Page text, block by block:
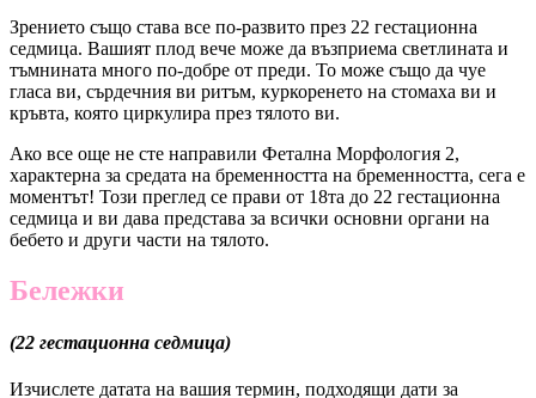
Зрението също става все по-развито през 22 гестационна
седмица. Вашият плод вече може да възприема светлината и
тъмнината много по-добре от преди. То може също да чуе
гласа ви, сърдечния ви ритъм, куркоренето на стомаха ви и
кръвта, която циркулира през тялото ви.
Ако все още не сте направили Фетална Морфология 2,
характерна за средата на бременността на бременността, сега е
моментът! Този преглед се прави от 18та до 22 гестационна
седмица и ви дава представа за всички основни органи на
бебето и други части на тялото.
Бележки
(22 гестационна седмица)
Изчислете датата на вашия термин, подходящи дати за